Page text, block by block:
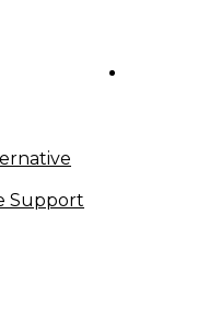
Support